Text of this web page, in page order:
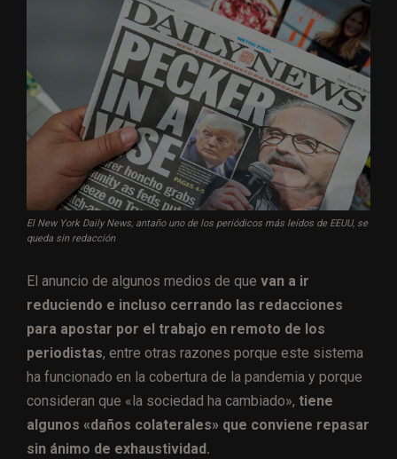
El New York Daily News, antaño uno de los periódicos más leídos de EEUU, se
queda sin redacción
El anuncio de algunos medios de que van a ir
reduciendo e incluso cerrando las redacciones
para apostar por el trabajo en remoto de los
periodistas, entre otras razones porque este sistema
ha funcionado en la cobertura de la pandemia y porque
consideran que «la sociedad ha cambiado», tiene
algunos «daños colaterales» que conviene repasar
sin ánimo de exhaustividad.